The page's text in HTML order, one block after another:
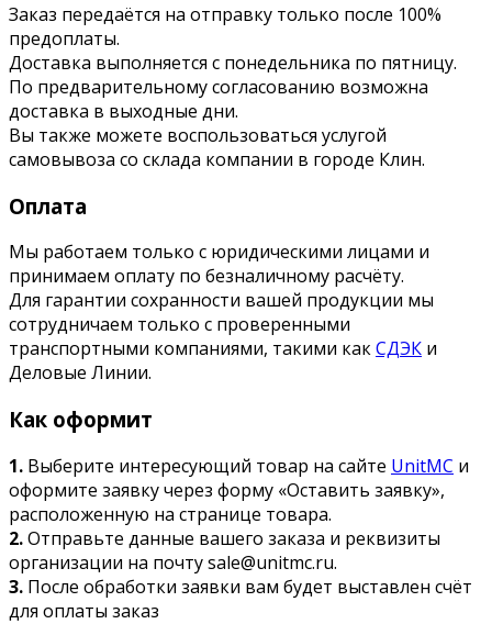
Заказ передаётся на отправку только после 100%
предоплаты.
Доставка выполняется с понедельника по пятницу.
По предварительному согласованию возможна
доставка в выходные дни.
Вы также можете воспользоваться услугой
самовывоза со склада компании в городе Клин.
Оплата
Мы работаем только с юридическими лицами и
принимаем оплату по безналичному расчёту.
Для гарантии сохранности вашей продукции мы
сотрудничаем только с проверенными
транспортными компаниями, такими какСДЭК и
Деловые Линии.
Как оформит
1. Выберите интересующий товар на сайте UnitMC и
оформите заявку через форму «Оставить заявку»,
расположенную на странице товара.
2.Отправьте данные вашего заказа и реквизиты
организации на почту sale@unitmc.ru.
3. После обработки заявки вам будет выставлен счёт
для оплаты заказ